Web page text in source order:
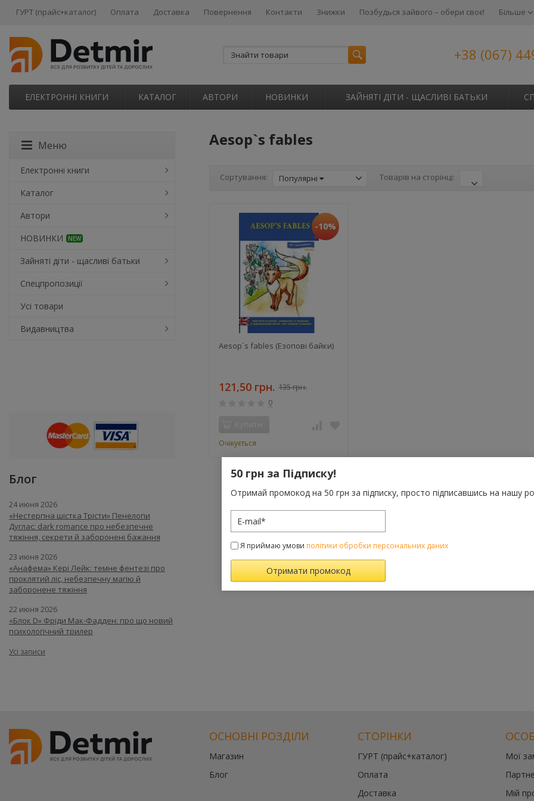
ГУРТ (прайс+каталог) Оплата Доставка Повернення Контакти Знижки Позбудься зайвого – обери своє! Більше
+38 (067)
ЕЛЕКТРОННІ КНИГИ КАТАЛОГ АВТОРИ НОВИНКИ ЗАЙНЯТІ ДІТИ - ЩАСЛИВІ БАТЬКИ
Aesop`s fables
Сортування: Популярні Товарів на сторінці:
-10%
Aesop`s fables (Езопові байки)
121,50 грн. 135 грн.
0
Очікується
Меню
Електронні книги
Каталог
Автори
НОВИНКИ
NEW
Зайняті діти - щасливі батьки
Спецпропозиції
Усі товари
Видавництва
Блог
24 июня 2026
«Нестерпна шістка Трісти» Пенелопи
Дуглас: dark romance про небезпечне
тяжіння, секрети й заборонені бажання
23 июня 2026
«Анафема» Кері Лейк: темне фентезі про
проклятий ліс, небезпечну магію й
заборонене тяжіння
22 июня 2026
«Блок D» Фріди Мак-Фадден: про що новий
психологічний трилер
Усі записи
ОСНОВНІ РОЗДІЛИ
Магазин
Блог
СТОРІНКИ
ГУРТ (прайс+каталог)
Оплата
Доставка
Мої
Мій
50 грн за Підписку!
Отримай промокод на 50 грн за підписку, просто підписавшись на нашу
Я приймаю умови політики обробки персональних даних